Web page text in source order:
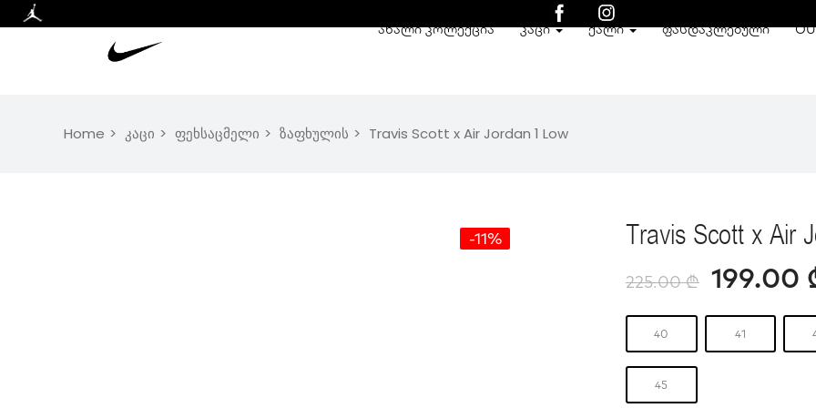
ᲐᲮᲐᲚᲘ ᲙᲝᲚᲔᲥᲪᲘᲐ ᲙᲐᲪᲘ ᲥᲐᲚᲘ ᲤᲐᲡᲓᲐᲙᲚᲔᲑᲣᲚᲘ
Home კაცი ფეხსაცმელი ზაფხულის Travis Scott x Air Jordan 1 Low
-11% Travis Scott x Air
225.00₾ 199.00
40 41
45